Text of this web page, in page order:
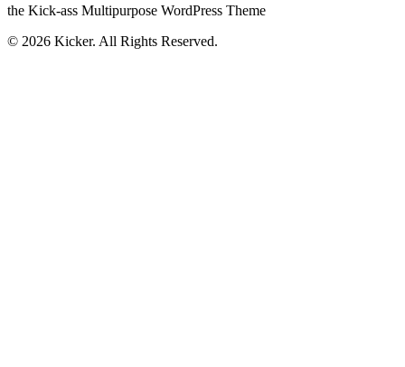
the Kick-ass Multipurpose WordPress Theme
© 2026 Kicker. All Rights Reserved.